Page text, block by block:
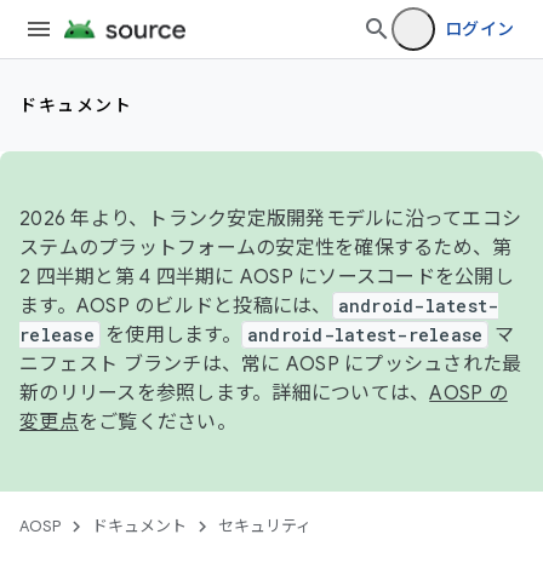
ログイン
ドキュメント
2026 年より、トランク安定版開発モデルに沿ってエコシ
ステムのプラットフォームの安定性を確保するため、第
2 四半期と第 4 四半期に AOSP にソースコードを公開し
ます。AOSP のビルドと投稿には、
android-latest-
release
を使用します。 android-latest-release
マ
ニフェスト ブランチは、常に AOSP にプッシュされた最
新のリリースを参照します。詳細については、AOSP の
変更点をご覧ください。
AOSP ドキュメント セキュリティ